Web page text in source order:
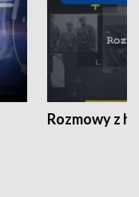
Rozmowy z